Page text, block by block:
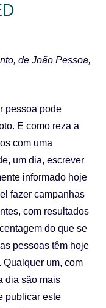
de João Pessoa,
pessoa pode
E como reza a
com uma
um dia, escrever
informado hoje
fazer campanhas
com resultados
do que se
pessoas têm hoje
Qualquer um, com
dia são mais
publicar este